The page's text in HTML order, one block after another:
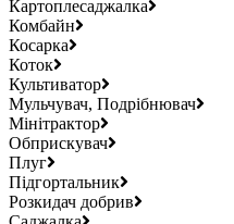
Картоплесаджалка
Комбайн
Косарка
Коток
Культиватор
Мульчувач, Подрібнювач
Мінітрактор
Обприскувач
Плуг
Підгортальник
Розкидач добрив